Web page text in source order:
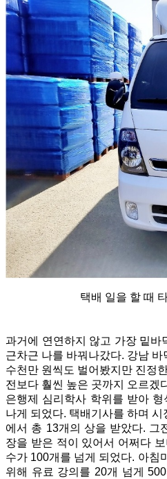
택배 일을 할 때
과거에 연연하지 않고 가장 밑바
근차근 나를 바꿔나갔다. 강남
수천만 원씩도 벌어봤지만 진정
전보다 훨씬 높은 곳까지 오르겠
은행제 심리학사 학위를 받아
나게 되었다. 택배기사를 하며
에서 총 13개의 상을 받았다. 그
장을 받은 적이 있어서 어쩌다
수가 100개를 넘게 되었다. 아침
위해 유료 강의를 20개 넘게